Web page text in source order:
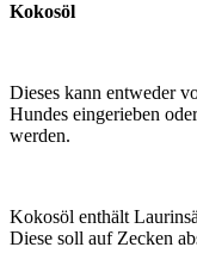
Kokosöl
Dieses kann entweder
Hundes eingerieben
werden.
Kokosöl enthält
Diese soll auf Zecken